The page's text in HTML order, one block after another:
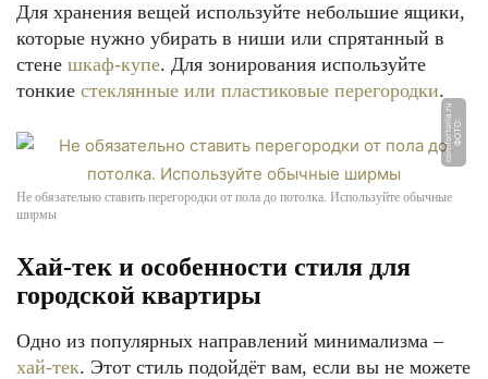
Для хранения вещей используйте небольшие ящики,
которые нужно убирать в ниши или спрятанный в
стене шкаф-купе. Для зонирования используйте
тонкие стеклянные или пластиковые перегородки.
Ф
О
Т
О:
c
o
m
f
o
r
t
o
ri
a.
r
u
Не обязательно ставить перегородки от пола до потолка. Используйте обычные
ширмы
Хай-тек и особенности стиля для
городской квартиры
Одно из популярных направлений минимализма –
хай-тек. Этот стиль подойдёт вам, если вы не можете